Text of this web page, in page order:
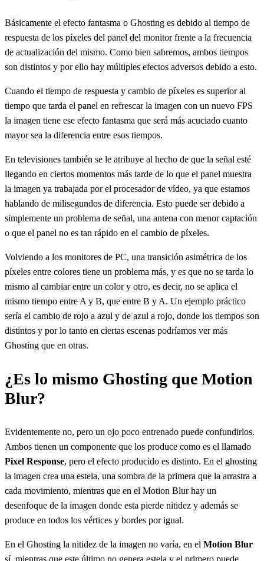
Básicamente el efecto fantasma o Ghosting es debido al tiempo de
respuesta de los píxeles del panel del monitor frente a la frecuencia
de actualización del mismo. Como bien sabremos, ambos tiempos
son distintos y por ello hay múltiples efectos adversos debido a esto.
Cuando el tiempo de respuesta y cambio de píxeles es superior al
tiempo que tarda el panel en refrescar la imagen con un nuevo FPS
la imagen tiene ese efecto fantasma que será más acuciado cuanto
mayor sea la diferencia entre esos tiempos.
En televisiones también se le atribuye al hecho de que la señal esté
llegando en ciertos momentos más tarde de lo que el panel muestra
la imagen ya trabajada por el procesador de vídeo, ya que estamos
hablando de milisegundos de diferencia. Esto puede ser debido a
simplemente un problema de señal, una antena con menor captación
o que el panel no es tan rápido en el cambio de píxeles.
Volviendo a los monitores de PC, una transición asimétrica de los
píxeles entre colores tiene un problema más, y es que no se tarda lo
mismo al cambiar entre un color y otro, es decir, no se aplica el
mismo tiempo entre A y B, que entre B y A. Un ejemplo práctico
sería el cambio de rojo a azul y de azul a rojo, donde los tiempos son
distintos y por lo tanto en ciertas escenas podríamos ver más
Ghosting que en otras.
¿Es lo mismo Ghosting que Motion
Blur?
Evidentemente no, pero un ojo poco entrenado puede confundirlos.
Ambos tienen un componente que los produce como es el llamado
Pixel Response, pero el efecto producido es distinto. En el ghosting
la imagen crea una estela, una sombra de la primera que la arrastra a
cada movimiento, mientras que en el Motion Blur hay un
desenfoque de la imagen donde esta pierde nitidez y además se
produce en todos los vértices y bordes por igual.
En el Ghosting la nitidez de la imagen no varía, en el Motion Blur
sí, mientras que este último no genera estela y el primero puede